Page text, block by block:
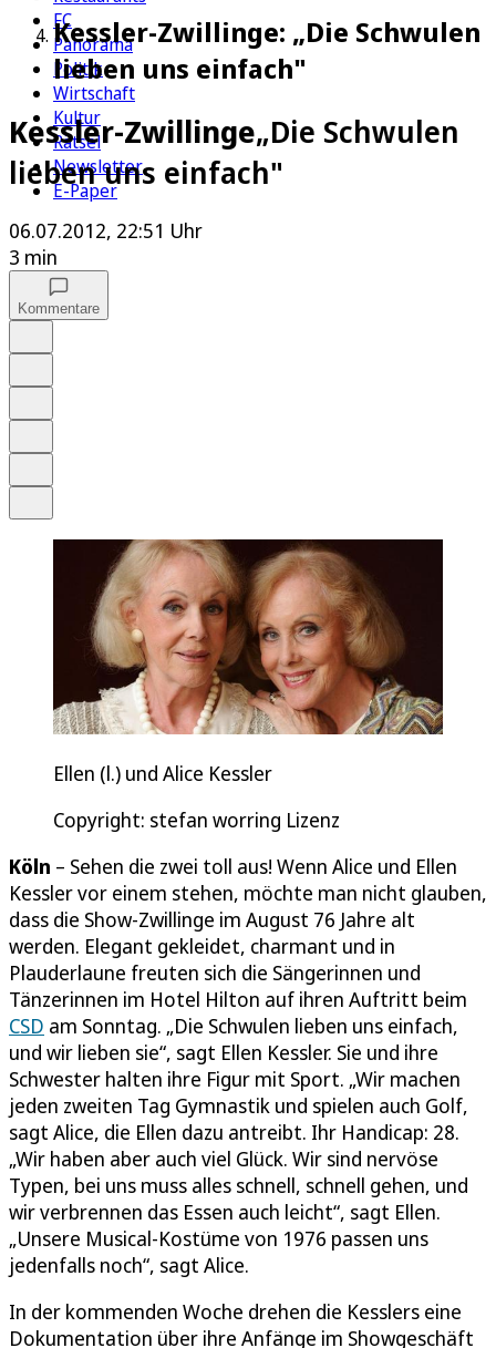
FC
Panorama
Politik
Wirtschaft
Kultur
Rätsel
Newsletter
E-Paper
Kessler-Zwillinge: „Die Schwulen
lieben uns einfach"
Kessler-Zwillinge„Die Schwulen
lieben uns einfach"
06.07.2012, 22:51 Uhr
3 min
Kommentare
Ellen (l.) und Alice Kessler
Copyright: stefan worring Lizenz
Köln – Sehen die zwei toll aus! Wenn Alice und Ellen
Kessler vor einem stehen, möchte man nicht glauben,
dass die Show-Zwillinge im August 76 Jahre alt
werden. Elegant gekleidet, charmant und in
Plauderlaune freuten sich die Sängerinnen und
Tänzerinnen im Hotel Hilton auf ihren Auftritt beim
CSD am Sonntag. „Die Schwulen lieben uns einfach,
und wir lieben sie“, sagt Ellen Kessler. Sie und ihre
Schwester halten ihre Figur mit Sport. „Wir machen
jeden zweiten Tag Gymnastik und spielen auch Golf,
sagt Alice, die Ellen dazu antreibt. Ihr Handicap: 28.
„Wir haben aber auch viel Glück. Wir sind nervöse
Typen, bei uns muss alles schnell, schnell gehen, und
wir verbrennen das Essen auch leicht“, sagt Ellen.
„Unsere Musical-Kostüme von 1976 passen uns
jedenfalls noch“, sagt Alice.
In der kommenden Woche drehen die Kesslers eine
Dokumentation über ihre Anfänge im Showgeschäft